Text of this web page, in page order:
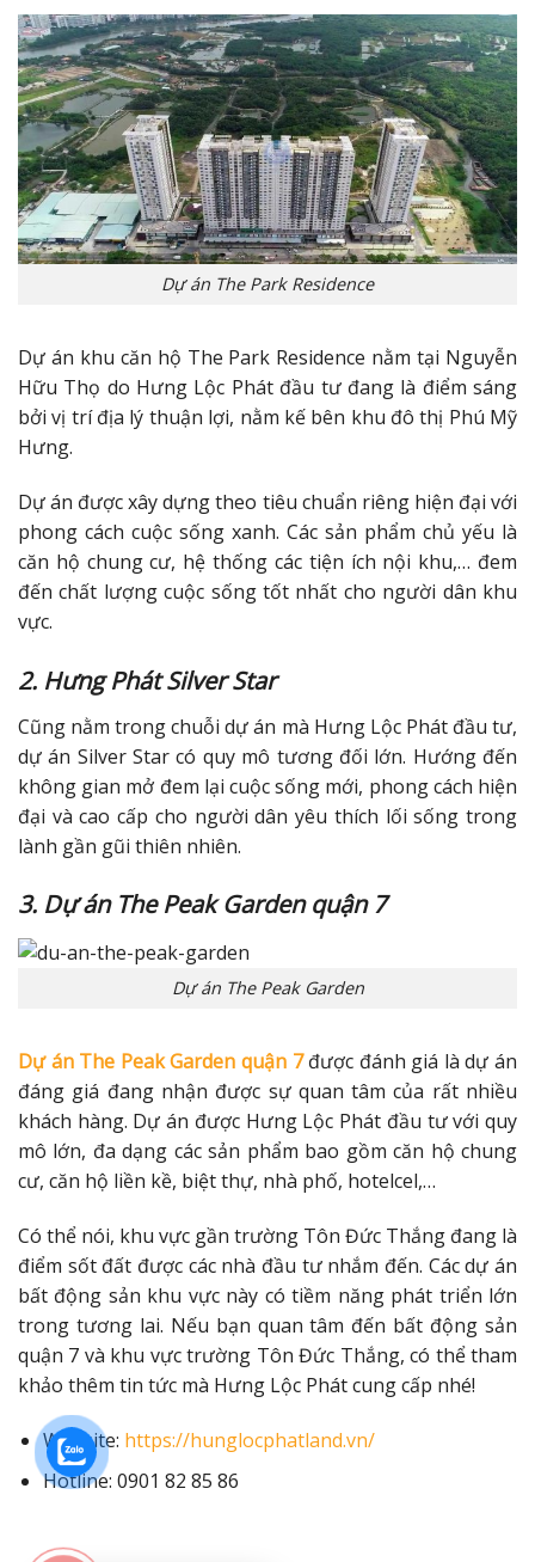
Dự án The Park Residence
Dự án khu căn hộ The Park Residence nằm tại Nguyễn
Hữu Thọ do Hưng Lộc Phát đầu tư đang là điểm sáng
bởi vị trí địa lý thuận lợi, nằm kế bên khu đô thị Phú Mỹ
Hưng.
Dự án được xây dựng theo tiêu chuẩn riêng hiện đại với
phong cách cuộc sống xanh. Các sản phẩm chủ yếu là
căn hộ chung cư, hệ thống các tiện ích nội khu,… đem
đến chất lượng cuộc sống tốt nhất cho người dân khu
vực.
2. Hưng Phát Silver Star
Cũng nằm trong chuỗi dự án mà Hưng Lộc Phát đầu tư,
dự án Silver Star có quy mô tương đối lớn. Hướng đến
không gian mở đem lại cuộc sống mới, phong cách hiện
đại và cao cấp cho người dân yêu thích lối sống trong
lành gần gũi thiên nhiên.
3. Dự án The Peak Garden quận 7
Dự án The Peak Garden
Dự án The Peak Garden quận 7 được đánh giá là dự án
đáng giá đang nhận được sự quan tâm của rất nhiều
khách hàng. Dự án được Hưng Lộc Phát đầu tư với quy
mô lớn, đa dạng các sản phẩm bao gồm căn hộ chung
cư, căn hộ liền kề, biệt thự, nhà phố, hotelcel,…
Có thể nói, khu vực gần trường Tôn Đức Thắng đang là
điểm sốt đất được các nhà đầu tư nhắm đến. Các dự án
bất động sản khu vực này có tiềm năng phát triển lớn
trong tương lai. Nếu bạn quan tâm đến bất động sản
quận 7 và khu vực trường Tôn Đức Thắng, có thể tham
khảo thêm tin tức mà Hưng Lộc Phát cung cấp nhé!
Website: https://hunglocphatland.vn/
Hotline: 0901 82 85 86